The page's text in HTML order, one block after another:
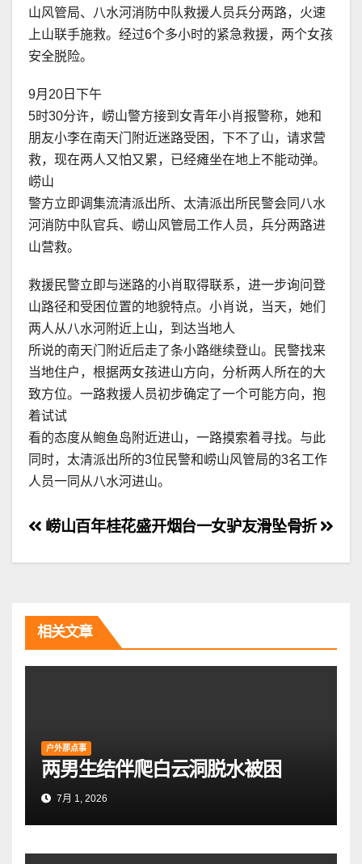
山风管局、八水河消防中队救援人员兵分两路，火速
上山联手施救。经过6个多小时的紧急救援，两个女孩
安全脱险。
9月20日下午
5时30分许，崂山警方接到女青年小肖报警称，她和
朋友小李在南天门附近迷路受困，下不了山，请求营
救，现在两人又怕又累，已经瘫坐在地上不能动弹。
崂山
警方立即调集流清派出所、太清派出所民警会同八水
河消防中队官兵、崂山风管局工作人员，兵分两路进
山营救。
救援民警立即与迷路的小肖取得联系，进一步询问登
山路径和受困位置的地貌特点。小肖说，当天，她们
两人从八水河附近上山，到达当地人
所说的南天门附近后走了条小路继续登山。民警找来
当地住户，根据两女孩进山方向，分析两人所在的大
致方位。一路救援人员初步确定了一个可能方向，抱
着试试
看的态度从鲍鱼岛附近进山，一路摸索着寻找。与此
同时，太清派出所的3位民警和崂山风管局的3名工作
人员一同从八水河进山。
文
章
航
烟台一女驴友滑坠骨折
崂山百年桂花盛开
相关文章
户外那点事
两男生结伴爬白云洞脱水被困
7月 1, 2026